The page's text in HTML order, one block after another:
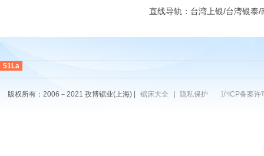
直线导轨：台湾上银/台湾银泰/
51La
版权所有：2006－2021 孜博锯业(上海) | 锯床大全 | 隐私保护 沪ICP备案许